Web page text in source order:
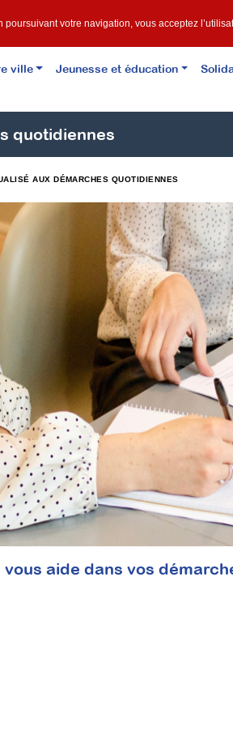
ville Jeunesse et éducation
quotidiennes
AUX DÉMARCHES QUOTIDIENNES
aide dans vos
votre navigation, vous acceptez